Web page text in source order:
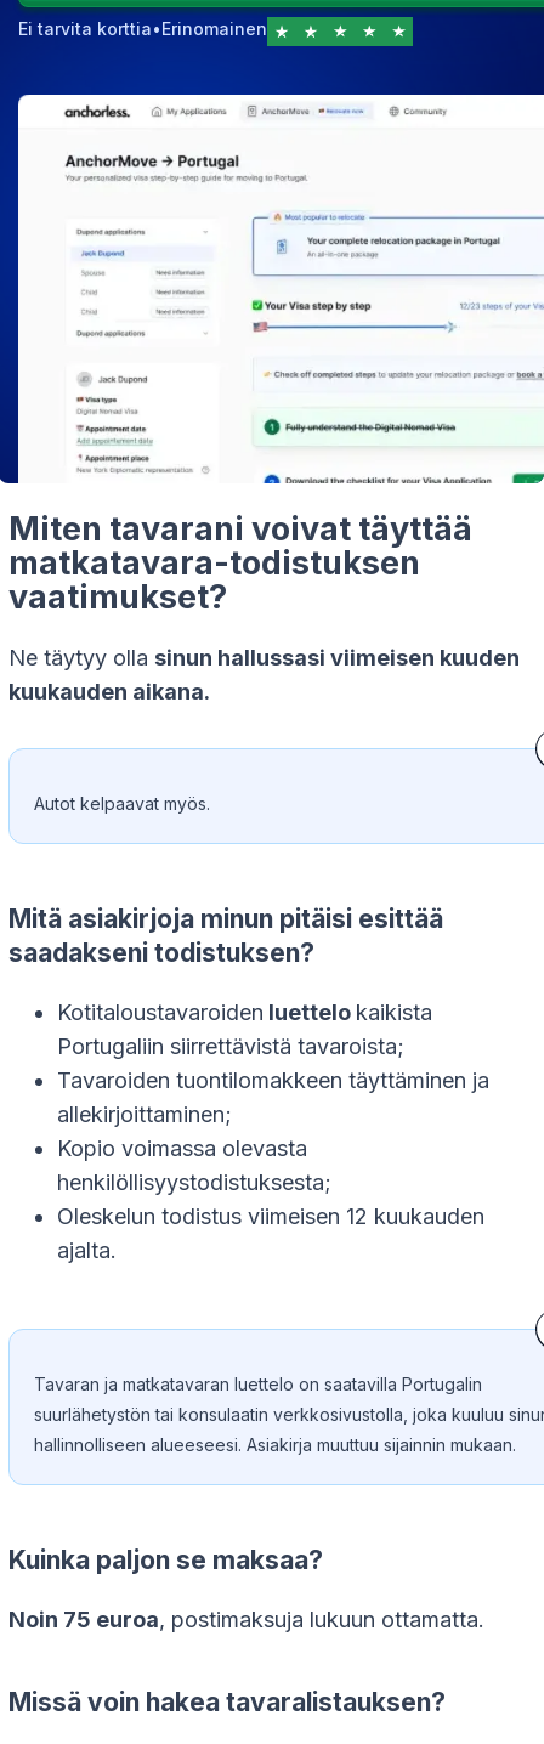
Ei tarvita korttia•Erinomainen
Miten tavarani voivat täyttää
matkatavara-todistuksen
vaatimukset?
Ne täytyy olla sinun hallussasi viimeisen kuuden
kuukauden aikana.
Autot kelpaavat myös.
Mitä asiakirjoja minun pitäisi esittää
saadakseni todistuksen?
Kotitaloustavaroiden luettelo kaikista
Portugaliin siirrettävistä tavaroista;
Tavaroiden tuontilomakkeen täyttäminen ja
allekirjoittaminen;
Kopio voimassa olevasta
henkilöllisyystodistuksesta;
Oleskelun todistus viimeisen 12 kuukauden
ajalta.
Tavaran ja matkatavaran luettelo on saatavilla Portugalin
suurlähetystön tai konsulaatin verkkosivustolla, joka kuuluu
hallinnolliseen alueeseesi. Asiakirja muuttuu sijainnin mukaan.
Kuinka paljon se maksaa?
Noin 75 euroa, postimaksuja lukuun ottamatta.
Missä voin hakea tavaralistauksen?